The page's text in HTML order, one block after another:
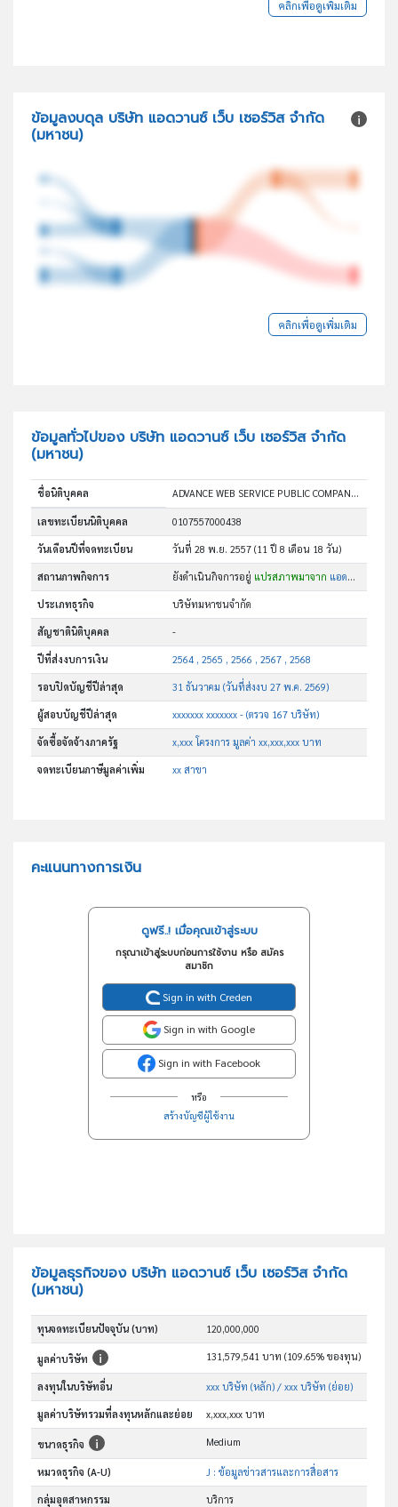
คลิกเพื่อดูเพิ่มเติม
ข้อมูลงบดุล บริษัท แอดวานซ์ เว็บ เซอร์วิส จำกัด
(มหาชน)
คลิกเพื่อดูเพิ่มเติม
ข้อมูลทั่วไปของ บริษัท แอดวานซ์ เว็บ เซอร์วิส จำกัด
(มหาชน)
ชื่อนิติบุคคล ADVANCE WEB SERVICE PUBLIC COMPANY LIMITED
เลขทะเบียนนิติบุคคล 0107557000438
วันเดือนปีที่จดทะเบียน วันที่ 28 พ.ย. 2557(11 ปี 8 เดือน 18 วัน)
สถานภาพกิจการ ยังดำเนินกิจการอยู่ แปรสภาพมาจาก แอดวานซ์ เว็บ เซอร์วิส จำกัด
ประเภทธุรกิจ บริษัทมหาชนจำกัด
สัญชาตินิติบุคคล -
ปีที่ส่งงบการเงิน 2564 , 2565 , 2566 , 2567 , 2568
รอบปิดบัญชีปีล่าสุด 31 ธันวาคม (วันที่ส่งงบ 27 พ.ค. 2569)
ผู้สอบบัญชีปีล่าสุด xxxxxxx xxxxxxx - (ตรวจ 167 บริษัท)
จัดซื้อจัดจ้างภาครัฐ x,xxx โครงการ มูลค่า xx,xxx,xxx บาท
จดทะเบียนภาษีมูลค่าเพิ่ม xx สาขา
คะแนนทางการเงิน
ดูฟรี..! เมื่อคุณเข้าสู่ระบบ
กรุณาเข้าสู่ระบบก่อนการใช้งาน หรือ สมัคร
สมาชิก
Sign in with Creden
Sign in with Google
Sign in with Facebook
หรือ
สร้างบัญชีผู้ใช้งาน
ข้อมูลธุรกิจของ บริษัท แอดวานซ์ เว็บ เซอร์วิส จำกัด
(มหาชน)
ทุนจดทะเบียนปัจจุบัน (บาท) 120,000,000
มูลค่าบริษัท 131,579,541 บาท (109.65% ของทุน)
ลงทุนในบริษัทอื่น xxx บริษัท (หลัก)/ xxx บริษัท (ย่อย)
มูลค่าบริษัทรวมที่ลงทุนหลักและย่อย x,xxx,xxx บาท
ขนาดธุรกิจ Medium
หมวดธุรกิจ (A-U) J : ข้อมูลข่าวสารและการสื่อสาร
กลุ่มอุตสาหกรรม บริการ